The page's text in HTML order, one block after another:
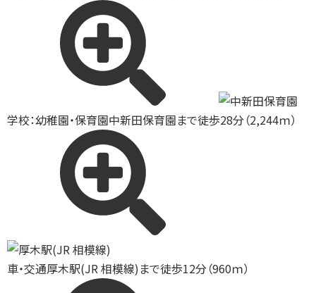
学校：幼稚園・保育園中新田保育園まで徒歩28分（2,244ｍ）
車・交通厚木駅(JR 相模線)まで徒歩12分（960ｍ）